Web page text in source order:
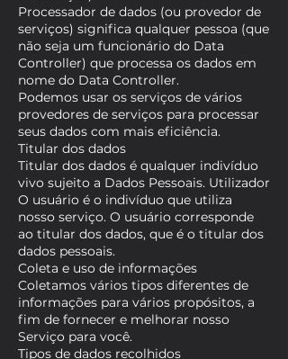
Processador de dados (ou provedor de
serviços) significa qualquer pessoa (que
não seja um funcionário do Data
Controller) que processa os dados em
nome do Data Controller.
Podemos usar os serviços de vários
provedores de serviços para processar
seus dados com mais eficiência.
Titular dos dados
Titular dos dados é qualquer indivíduo
vivo sujeito a Dados Pessoais. Utilizador
O usuário é o indivíduo que utiliza
nosso serviço. O usuário corresponde
ao titular dos dados, que é o titular dos
dados pessoais.
Coleta e uso de informações
Coletamos vários tipos diferentes de
informações para vários propósitos, a
fim de fornecer e melhorar nosso
Serviço para você.
Tipos de dados recolhidos